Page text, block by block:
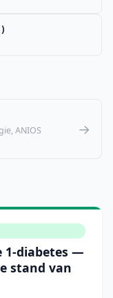
ANIOS
→
1-diabetes —
stand van